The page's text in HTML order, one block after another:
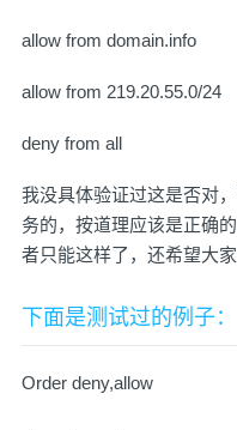
allow from domain.info
allow from 219.20.55.0/24
deny from all
我没具体验证过这是否对
务的，按道理应该是正确
者只能这样了，还希望大家
下面是测试过的例子：
Order deny,allow